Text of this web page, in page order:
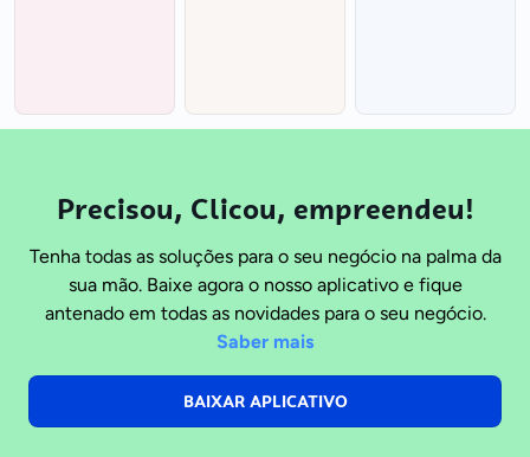
Precisou, Clicou, empreendeu!
Tenha todas as soluções para o seu negócio na palma da
sua mão. Baixe agora o nosso aplicativo e fique
antenado em todas as novidades para o seu negócio.
Saber mais
BAIXAR APLICATIVO